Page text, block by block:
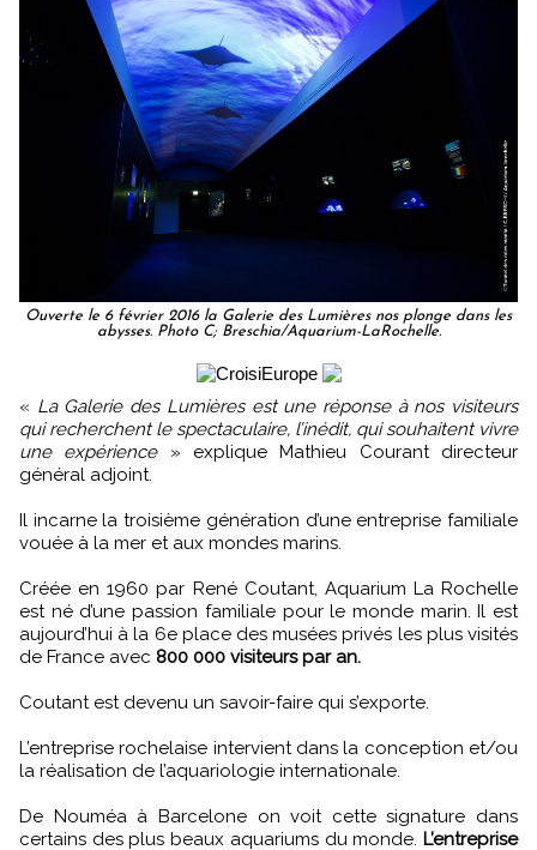
Ouverte le 6 février 2016 la Galerie des Lumières nos plonge dans les
abysses. Photo C; Breschia/Aquarium-LaRochelle.
« La Galerie des Lumières est une réponse à nos visiteurs
qui recherchent le spectaculaire, l’inédit, qui souhaitent vivre
une expérience » explique Mathieu Courant directeur
général adjoint.
Il incarne la troisième génération d’une entreprise familiale
vouée à la mer et aux mondes marins.
Créée en 1960 par René Coutant, Aquarium La Rochelle
est né d’une passion familiale pour le monde marin. Il est
aujourd’hui à la 6e place des musées privés les plus visités
de France avec 800 000 visiteurs par an.
Coutant est devenu un savoir-faire qui s’exporte.
L’entreprise rochelaise intervient dans la conception et/ou
la réalisation de l’aquariologie internationale.
De Nouméa à Barcelone on voit cette signature dans
certains des plus beaux aquariums du monde. L’entreprise